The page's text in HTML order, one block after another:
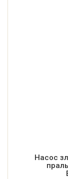
Насос